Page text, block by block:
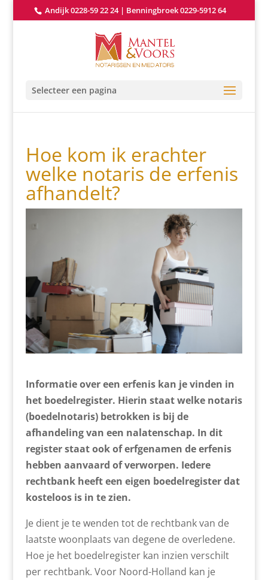
Andijk 0228-59 22 24| Benningbroek 0229-5912 64
Selecteer een pagina
Hoe kom ik erachter
welke notaris de erfenis
afhandelt?
Informatie over een erfenis kan je vinden in
het boedelregister. Hierin staat welke notaris
(boedelnotaris) betrokken is bij de
afhandeling van een nalatenschap. In dit
register staat ook of erfgenamen de erfenis
hebben aanvaard of verworpen. Iedere
rechtbank heeft een eigen boedelregister dat
kosteloos is in te zien.
Je dient je te wenden tot de rechtbank van de
laatste woonplaats van degene de overledene.
Hoe je het boedelregister kan inzien verschilt
per rechtbank. Voor Noord-Holland kan je